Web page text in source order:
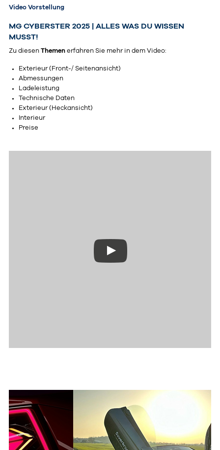
Video Vorstellung
MG CYBERSTER 2025 | ALLES WAS DU WISSEN
MUSST!
Zu diesen Themen erfahren Sie mehr in dem Video:
Exterieur (Front-/ Seitenansicht)
Abmessungen
Ladeleistung
Technische Daten
Exterieur (Heckansicht)
Interieur
Preise